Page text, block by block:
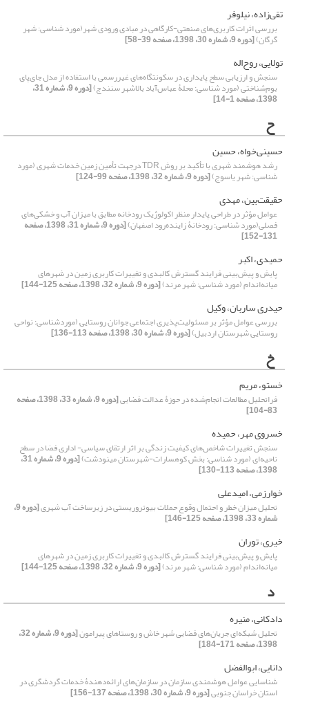
تقی‌زاده، نیلوفر
بررسی اثرات کاربری‌‌‌های صنعتی-کارگاهی در مبادی ورودی شهر(مورد شناسی: شهر
گرگان)[دوره 9، شماره 30، 1398، صفحه 39-58]
تولایی، روح‌‌اله
سنجش و ارزیابی سطح پایداری در سکونتگاه‌‌‌‌های غیررسمی با استفاده از مدل جای‌‌پای
بوم‌‌شناختی (مورد شناسی: محلۀ عباس‌‌آباد بالاشهر سنندج) [دوره 9، شماره 31،
1398، صفحه 1-14]
ح
حسینی‌خواه، حسین
رشد هوشمند شهری با تأکید بر روش TDR درجهت تأمین زمین خدمات شهری (مورد
شناسی: شهر یاسوج)[دوره 9، شماره 32، 1398، صفحه 99-124]
حقیقت‌‌بین، مهدی
عوامل مؤثر در طراحی پایدار منظر اکولوژیک رودخانه مطابق با میزان آب و خشکی‌‌های
فصلی(مورد شناسی: رودخانۀ زاینده‌‌رود اصفهان) [دوره 9، شماره 31، 1398، صفحه
131-152]
حمیدی، اکبر
پایش و پیش‌بینی فرایند گسترش کالبدی و تغییرات کاربری زمین در شهرهای
میانه‌اندام (مورد شناسی: شهر مرند)[دوره 9، شماره 32، 1398، صفحه 125-144]
حیدری ساربان، وکیل
بررسی عوامل مؤثر بر مسئولیت‌پذیری اجتماعی جوانان روستایی (موردشناسی: نواحی
روستایی شهرستان اردبیل)[دوره 9، شماره 30، 1398، صفحه 113-136]
خ
خستو، مریم
فراتحلیل مطالعات انجام‌‌‌‌شده در حوزۀ عدالت فضایی [دوره 9، شماره 33، 1398، صفحه
83-104]
خسروی مهر، حمیده
سنجش تغییرات شاخص‌‌های کیفیت زندگی بر اثر ارتقای سیاسی- اداری فضا در سطح
ناحیه‌‌ای (مورد شناسی: بخش کوهسارات-شهرستان مینودشت) [دوره 9، شماره 31،
1398، صفحه 113-130]
خوارزمی، امیدعلی
تحلیل میزان خطر و احتمال وقوع حملات بیوتروریستی در زیرساخت آب شهری [دوره 9،
شماره 33، 1398، صفحه 125-146]
خیری، توران
پایش و پیش‌بینی فرایند گسترش کالبدی و تغییرات کاربری زمین در شهرهای
میانه‌اندام (مورد شناسی: شهر مرند)[دوره 9، شماره 32، 1398، صفحه 125-144]
د
دادکانی، منیره
تحلیل شبکه‌ای جریان‌های فضایی شهر خاش و روستاهای پیرامون [دوره 9، شماره 32،
1398، صفحه 171-184]
دانایی، ابوالفضل
شناسایی عوامل هوشمندی سازمان در سازمان‌های ارائه‌دهندۀ خدمات گردشگری در
استان خراسان جنوبی[دوره 9، شماره 30، 1398، صفحه 137-156]